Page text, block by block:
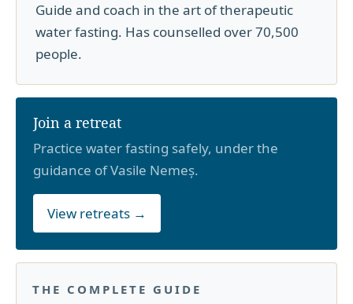
Guide and coach in the art of therapeutic
water fasting. Has counselled over 70,500
people.
Join a retreat
Practice water fasting safely, under the
guidance of Vasile Nemeș.
View retreats →
THE COMPLETE GUIDE